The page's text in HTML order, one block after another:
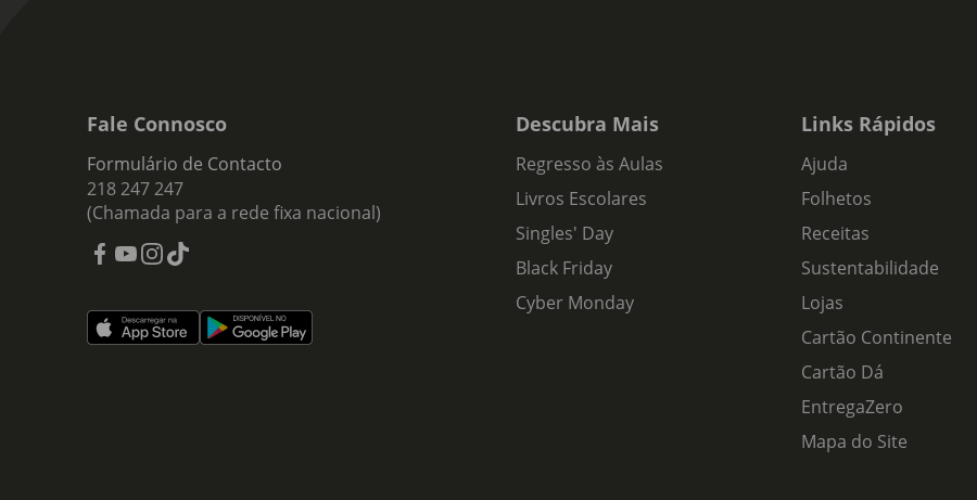
Fale Connosco
Formulário de Contacto
218 247 247
(Chamada para a rede fixa nacional)
Descubra Mais
Regresso às Aulas
Livros Escolares
Singles' Day
Black Friday
Cyber Monday
Links Rápidos
Ajuda
Folhetos
Receitas
Sustentabilidade
Lojas
Cartão Continente
Cartão Dá
EntregaZero
Mapa do Site